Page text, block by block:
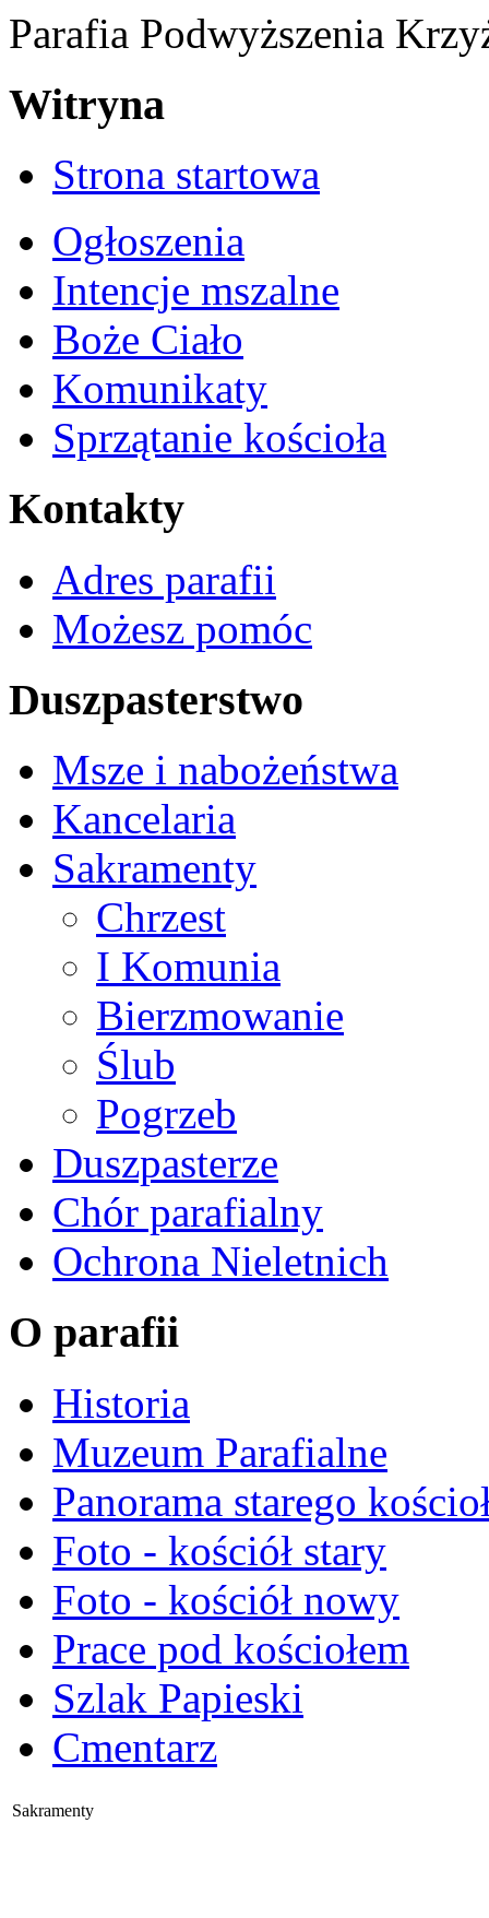
Parafia Podwyższenia
Witryna
Strona startowa
Ogłoszenia
Intencje mszalne
Boże Ciało
Komunikaty
Sprzątanie kościoła
Kontakty
Adres parafii
Możesz pomóc
Duszpasterstwo
Msze i nabożeństwa
Kancelaria
Sakramenty
Chrzest
I Komunia
Bierzmowanie
Ślub
Pogrzeb
Duszpasterze
Chór parafialny
Ochrona Nieletnich
O parafii
Historia
Muzeum Parafialne
Panorama starego
Foto - kościół stary
Foto - kościół nowy
Prace pod kościołem
Szlak Papieski
Cmentarz
Sakramenty